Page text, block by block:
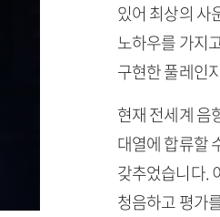
있어 최상의 사
노하우를 가지
구현한 풀레인
현재 전세계 음
대열에 합류할
갖추었습니다.
청음하고 평가